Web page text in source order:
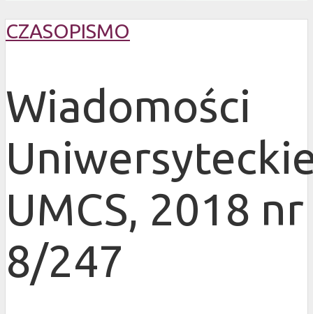
CZASOPISMO
Wiadomości
UMCS, 2018 nr
8/247